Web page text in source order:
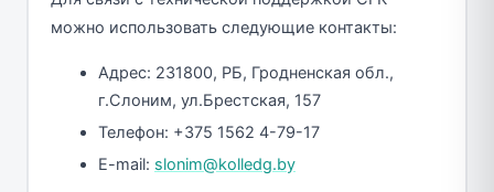
можно использовать следующие контакты:
Адрес: 231800, РБ, Гродненская обл.,
г.Слоним, ул.Брестская, 157
Телефон: +375 1562 4-79-17
E-mail: slonim@kolledg.by